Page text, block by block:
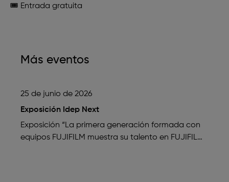
🎟️ Entrada gratuita
Más eventos
25 de junio de 2026
Exposición Idep Next
Exposición “La primera generación formada con
equipos FUJIFILM muestra su talento en FUJIFILM